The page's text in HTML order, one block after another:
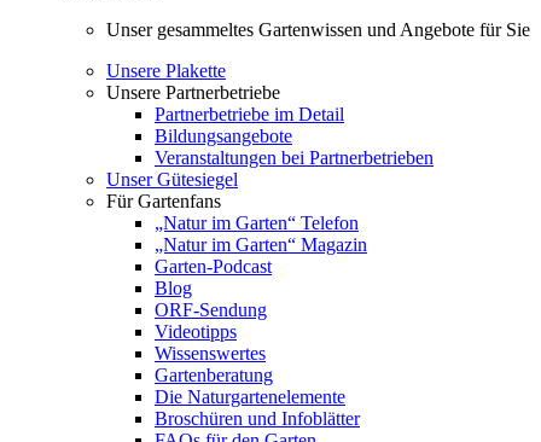
Unser gesammeltes Gartenwissen und Angebote für Sie
Unsere Plakette
Unsere Partnerbetriebe
Partnerbetriebe im Detail
Bildungsangebote
Veranstaltungen bei Partnerbetrieben
Unser Gütesiegel
Für Gartenfans
„Natur im Garten“ Telefon
„Natur im Garten“ Magazin
Garten-Podcast
Blog
ORF-Sendung
Videotipps
Wissenswertes
Gartenberatung
Die Naturgartenelemente
Broschüren und Infoblätter